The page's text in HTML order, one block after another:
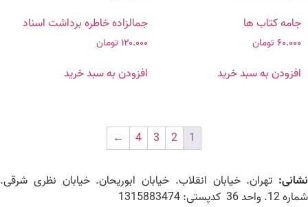
جامه کتاب ها
۶۰.۰۰۰ تومان
افزودن به سبد خرید
جمالزاده خاطره برداشت اسناد
۱۲۰.۰۰۰ تومان
افزودن به سبد خرید
1
2
3
4
←
نشانی: تهران. خیابان انقلاب. خیابان ابوریحان. خیابان نظری شرقی.
شماره 12. واحد 36 کدپستی: 1315883474